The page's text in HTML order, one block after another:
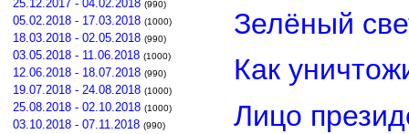
25.12.2017 - 04.02.2018 (990)
05.02.2018 - 17.03.2018 (1000)
18.03.2018 - 02.05.2018 (990)
03.05.2018 - 11.06.2018 (1000)
12.06.2018 - 18.07.2018 (990)
19.07.2018 - 24.08.2018 (1000)
25.08.2018 - 02.10.2018 (1000)
03.10.2018 - 07.11.2018 (990)
Зелёный
Как
Лицо